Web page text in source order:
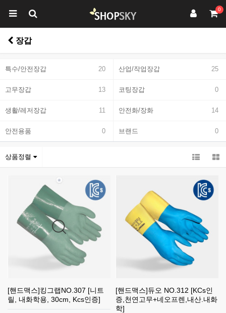
0
장갑
특수/안전장갑 20 산업/작업장갑 25
고무장갑 13 코팅장갑 0
생활/레저장갑 11 안전화/장화 14
안전용품 0 브랜드 0
상품정렬
[핸드맥스]킹그랩NO.307 [니트
릴, 내화학용, 30cm, Kcs인증]
[핸드맥스]듀오 NO.312 [KCs인
증,천연고무+네오프렌,내산.내화
학]